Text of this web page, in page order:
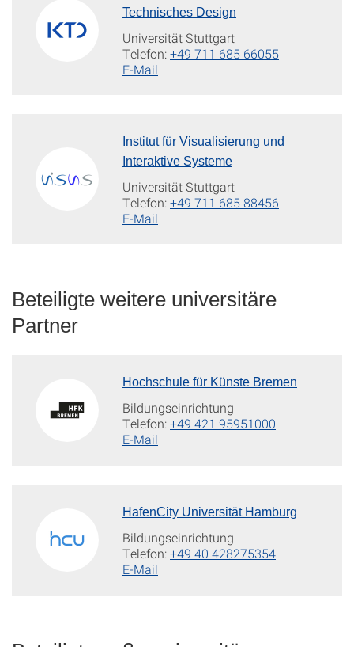
Technisches Design
Universität Stuttgart
Telefon:+49 711 685 66055
E-Mail
Institut für Visualisierung und
Interaktive Systeme
Universität Stuttgart
Telefon:+49 711 685 88456
E-Mail
Beteiligte weitere universitäre
Partner
Hochschule für Künste Bremen
Bildungseinrichtung
Telefon:+49 421 95951000
E-Mail
HafenCity Universität Hamburg
Bildungseinrichtung
Telefon:+49 40 428275354
E-Mail